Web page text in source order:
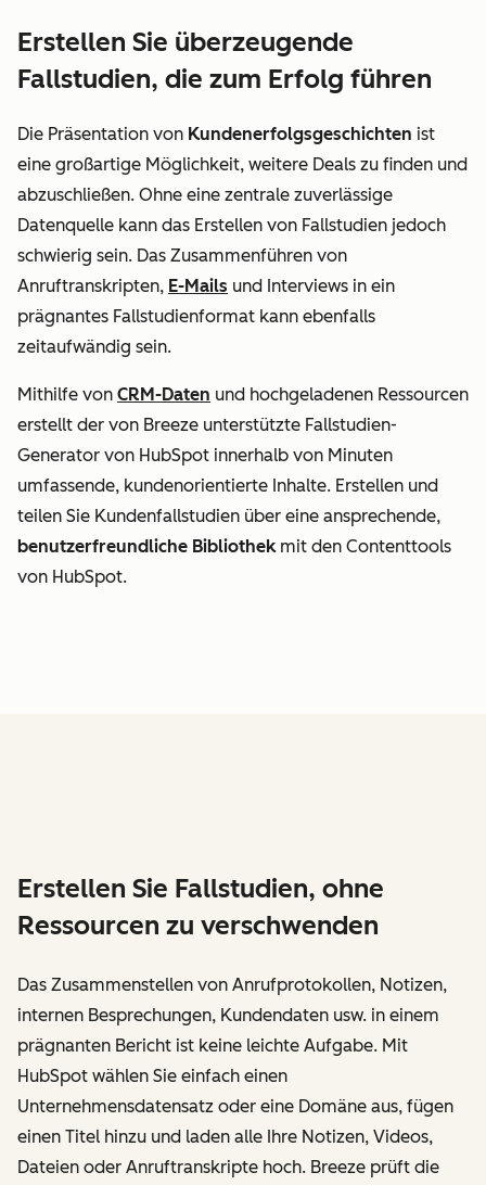
Erstellen Sie überzeugende
Fallstudien, die zum Erfolg führen
Die Präsentation von Kundenerfolgsgeschichten ist
eine großartige Möglichkeit, weitere Deals zu finden und
abzuschließen. Ohne eine zentrale zuverlässige
Datenquelle kann das Erstellen von Fallstudien jedoch
schwierig sein. Das Zusammenführen von
Anruftranskripten, E-Mails und Interviews in ein
prägnantes Fallstudienformat kann ebenfalls
zeitaufwändig sein.
Mithilfe von CRM-Daten und hochgeladenen Ressourcen
erstellt der von Breeze unterstützte Fallstudien-
Generator von HubSpot innerhalb von Minuten
umfassende, kundenorientierte Inhalte. Erstellen und
teilen Sie Kundenfallstudien über eine ansprechende,
benutzerfreundliche Bibliothekmit den Contenttools
von HubSpot.
Erstellen Sie Fallstudien, ohne
Ressourcen zu verschwenden
Das Zusammenstellen von Anrufprotokollen, Notizen,
internen Besprechungen, Kundendaten usw. in einem
prägnanten Bericht ist keine leichte Aufgabe. Mit
HubSpot wählen Sie einfach einen
Unternehmensdatensatz oder eine Domäne aus, fügen
einen Titel hinzu und laden alle Ihre Notizen, Videos,
Dateien oder Anruftranskripte hoch. Breeze prüft die